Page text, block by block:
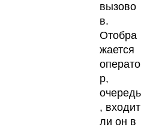
вызово
в.
Отобра
жается
операто
р,
очередь
, входит
ли он в